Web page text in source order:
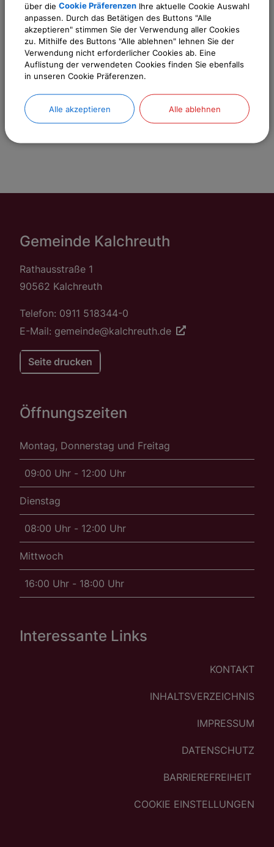
Weitere Informationen
Gemeinde Kalchreuth
Gemeinde Kalchreuth
Rathausstraße 1
90562 Kalchreuth
Telefon: 0911 518344-0
E-Mail: gemeinde@kalchreuth.de
Seite drucken
Öffnungszeiten
Montag, Donnerstag und Freitag
09:00 Uhr - 12:00 Uhr
Dienstag
08:00 Uhr - 12:00 Uhr
Mittwoch
16:00 Uhr - 18:00 Uhr
Interessante Links
KONTAKT
INHALTSVERZEICHNIS
IMPRESSUM
DATENSCHUTZ
BARRIEREFREIHEIT
COOKIE EINSTELLUNGEN
über die Cookie Präferenzen Ihre aktuelle Cookie Auswahl
anpassen. Durch das Betätigen des Buttons "Alle
akzeptieren" stimmen Sie der Verwendung aller Cookies
zu. Mithilfe des Buttons "Alle ablehnen" lehnen Sie der
Verwendung nicht erforderlicher Cookies ab. Eine
Auflistung der verwendeten Cookies finden Sie ebenfalls
in unseren Cookie Präferenzen.
Alle akzeptieren Alle ablehnen